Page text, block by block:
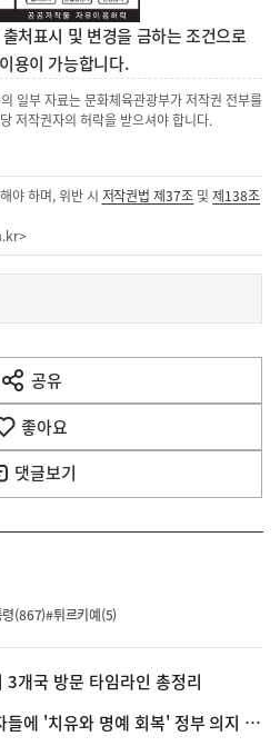
처표시 및 변경을 금하는 조건으로
용이 가능합니다.
일부 자료는 문화체육관광부가 저작권 전부를
저작권자의 허락을 받으셔야 합니다.
야 하며, 위반 시 저작권법 제37조 및제138조
>
공유
열
기
좋아요
댓글보기
령(867)#튀르키예(5)
개국 방문 타임라인 총정리
'치유와 명예 회복' 정부 의지 전달